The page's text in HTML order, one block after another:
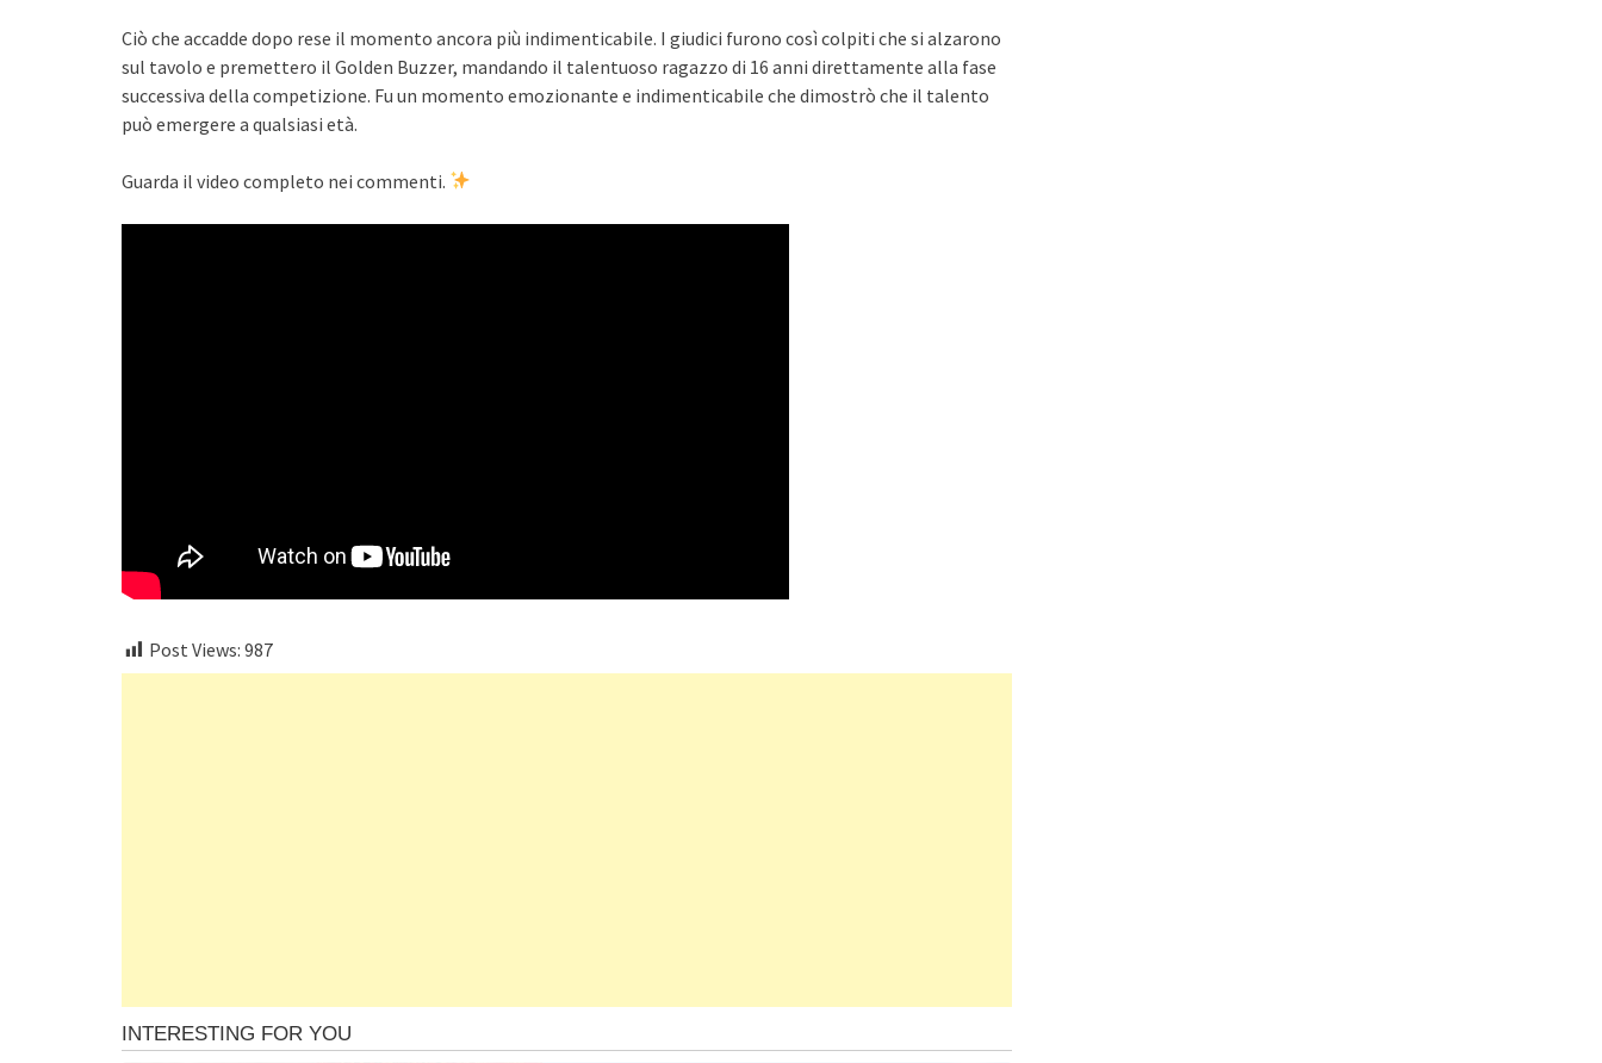
Ciò che accadde dopo rese il momento ancora più indimenticabile. I giudici furono così colpiti che si alzarono
sul tavolo e premettero il Golden Buzzer, mandando il talentuoso ragazzo di 16 anni direttamente alla fase
successiva della competizione. Fu un momento emozionante e indimenticabile che dimostrò che il talento
può emergere a qualsiasi età.
Guarda il video completo nei commenti.
Post Views: 987